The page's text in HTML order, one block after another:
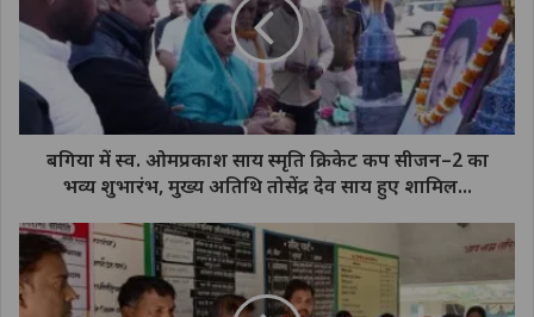
बगिया में स्व. ओमप्रकाश साय स्मृति क्रिकेट कप सीजन–2 का
भव्य शुभारंभ, मुख्य अतिथि तोसेंद्र देव साय हुए शामिल...